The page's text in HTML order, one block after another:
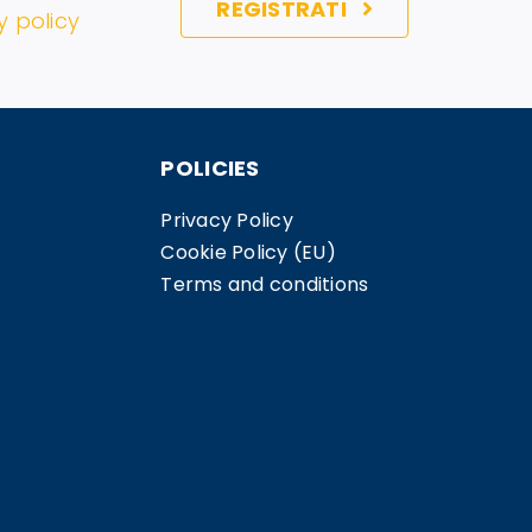
policy REGISTRATI
POLICIES
Privacy Policy
Cookie Policy (EU)
Terms and conditions